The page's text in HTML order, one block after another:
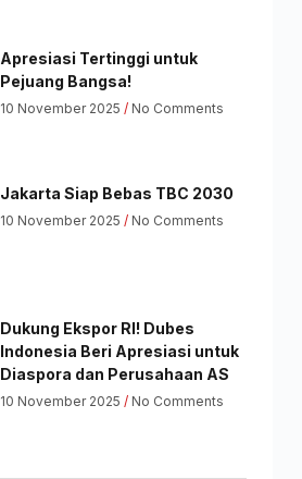
Apresiasi Tertinggi untuk
Pejuang Bangsa!
10 November 2025 No Comments
Jakarta Siap Bebas TBC 2030
10 November 2025 No Comments
Dukung Ekspor RI! Dubes
Indonesia Beri Apresiasi untuk
Diaspora dan Perusahaan AS
10 November 2025 No Comments